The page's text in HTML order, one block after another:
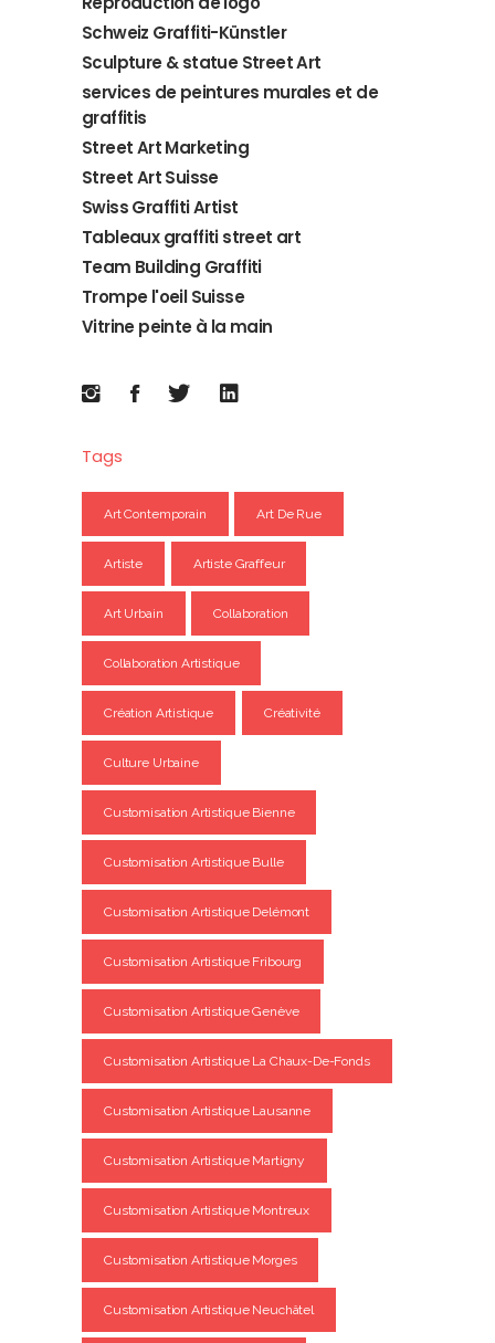
Schweiz Graffiti-Künstler
Sculpture & statue Street Art
services de peintures murales et de
graffitis
Street Art Marketing
Street Art Suisse
Swiss Graffiti Artist
Tableaux graffiti street art
Team Building Graffiti
Trompe l'oeil Suisse
Vitrine peinte à la main
Tags
Art Contemporain Art De Rue
Artiste Artiste Graffeur
Art Urbain Collaboration
Collaboration Artistique
Création Artistique Créativité
Culture Urbaine
Customisation Artistique Bienne
Customisation Artistique Bulle
Customisation Artistique Delémont
Customisation Artistique Fribourg
Customisation Artistique Genève
Customisation Artistique La Chaux-De-Fonds
Customisation Artistique Lausanne
Customisation Artistique Martigny
Customisation Artistique Montreux
Customisation Artistique Morges
Customisation Artistique Neuchâtel